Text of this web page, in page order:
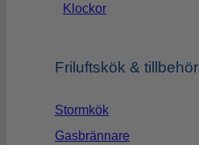
Klockor
Friluftskök & tillbehör
Stormkök
Gasbrännare